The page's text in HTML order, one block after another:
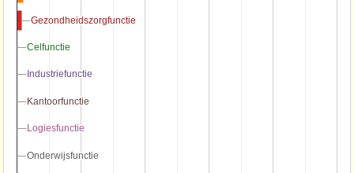
Gezondheidszorgfunctie
Gezondheidszorgfunctie
Celfunctie
Celfunctie
Industriefunctie
Industriefunctie
Kantoorfunctie
Kantoorfunctie
Logiesfunctie
Logiesfunctie
Onderwijsfunctie
Onderwijsfunctie